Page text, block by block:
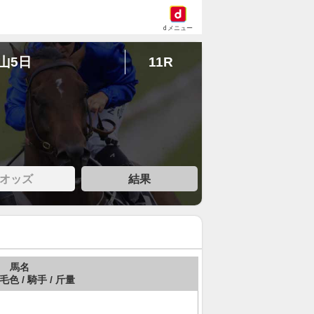
dメニュー
5日 11R
オッズ 結果
馬名
色 / 騎手 / 斤量